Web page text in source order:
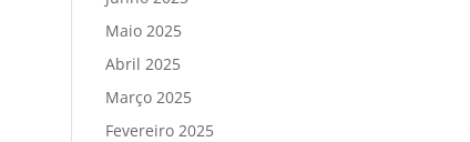
Maio 2025
Abril 2025
Março 2025
Fevereiro 2025